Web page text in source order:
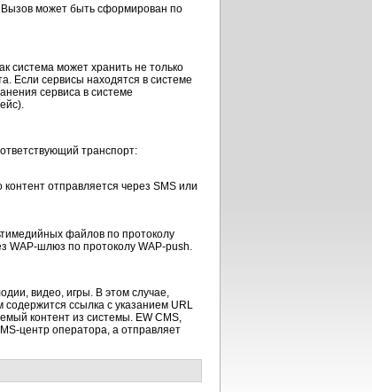
Вызов может быть сформирован по
система может хранить не только
Если сервисы находятся в системе
сервиса в системе
транспорт:
отправляется через SMS или
файлов по протоколу
WAP-шлюз по протоколу WAP-push.
видео, игры. В этом случае,
содержится ссылка с указанием URL
контент из системы. EW CMS,
центр оператора, а отправляет